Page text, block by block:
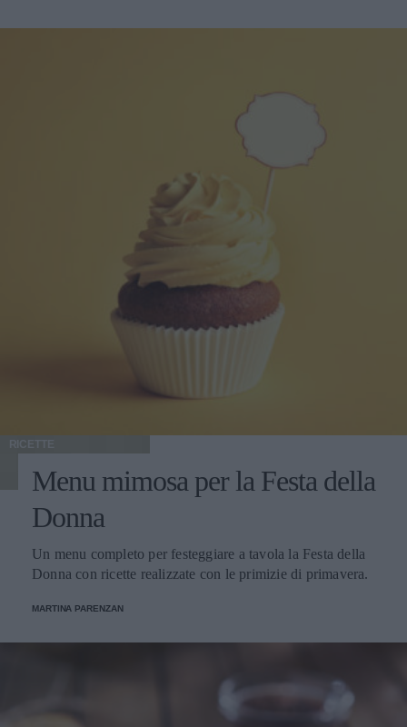
RICETTE
Menu mimosa per la Festa della
Donna
Un menu completo per festeggiare a tavola la Festa della
Donna con ricette realizzate con le primizie di primavera.
MARTINA PARENZAN